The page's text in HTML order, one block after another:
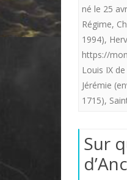
né le 25
Régime,
1994),
https://
Louis IX
Jérémie
1715),
Sur